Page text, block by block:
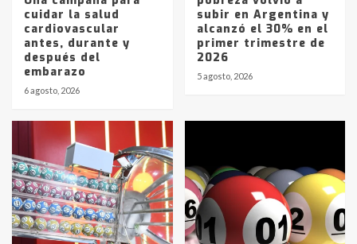
cuidar la salud
cardiovascular
antes, durante y
después del
embarazo
6 agosto, 2026
subir en Argentina y
alcanzó el 30% en el
primer trimestre de
2026
5 agosto, 2026